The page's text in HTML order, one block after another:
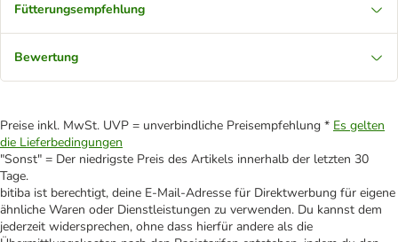
Fütterungsempfehlung
Bewertung
Preise inkl. MwSt. UVP = unverbindliche Preisempfehlung * Es gelten
die Lieferbedingungen
"Sonst" = Der niedrigste Preis des Artikels innerhalb der letzten 30
Tage.
bitiba ist berechtigt, deine E-Mail-Adresse für Direktwerbung für eigene
ähnliche Waren oder Dienstleistungen zu verwenden. Du kannst dem
jederzeit widersprechen, ohne dass hierfür andere als die